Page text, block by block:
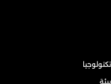
تكنولوجيا
بيئة